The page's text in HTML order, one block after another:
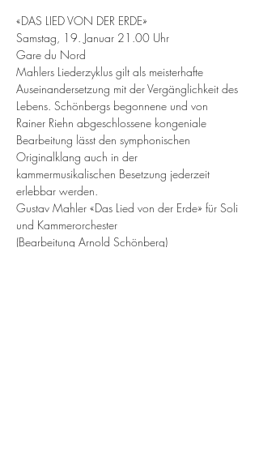
Mahlers Liederzyklus gilt als meisterhafte
Auseinandersetzung mit der Vergänglichkeit des
Lebens. Schönbergs begonnene und von
Rainer Riehn abgeschlossene kongeniale
Bearbeitung lässt den symphonischen
Originalklang auch in der
kammermusikalischen Besetzung jederzeit
Gustav Mahler «Das Lied von der Erde» für Soli